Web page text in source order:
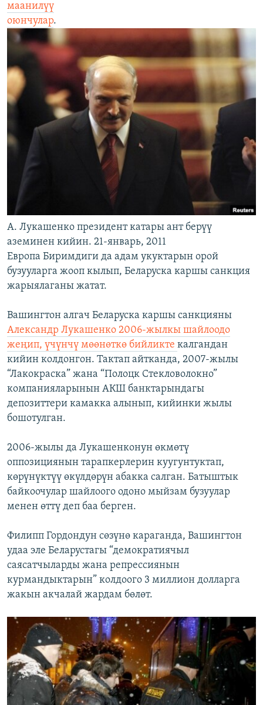
маанилүү
оюнчулар.
А. Лукашенко президент катары ант берүү
аземинен кийин. 21-январь, 2011
Европа Биримдиги да адам укуктарын орой
бузууларга жооп кылып, Беларуска каршы санкция
жарыялаганы жатат.
Вашингтон алгач Беларуска каршы санкцияны
Александр Лукашенко 2006-жылкы шайлоодо
жеңип, үчүнчү мөөнөткө бийликте калгандан
кийин колдонгон. Тактап айтканда, 2007-жылы
“Лакокраска” жана “Полоцк Стекловолокно”
компанияларынын АКШ банктарындагы
депозиттери камакка алынып, кийинки жылы
бошотулган.
2006-жылы да Лукашенконун өкмөтү
оппозициянын тарапкерлерин куугунтуктап,
көрүнүктүү өкүлдөрүн абакка салган. Батыштык
байкоочулар шайлоого одоно мыйзам бузуулар
менен өттү деп баа берген.
Филипп Гордондун сөзүнө караганда, Вашингтон
удаа эле Беларустагы “демократиячыл
саясатчыларды жана репрессиянын
курмандыктарын” колдоого 3 миллион долларга
жакын акчалай жардам бөлөт.